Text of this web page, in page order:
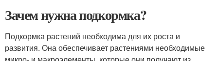
Зачем нужна подкормка?
Подкормка растений необходима для их роста и
развития. Она обеспечивает растениями необходимые